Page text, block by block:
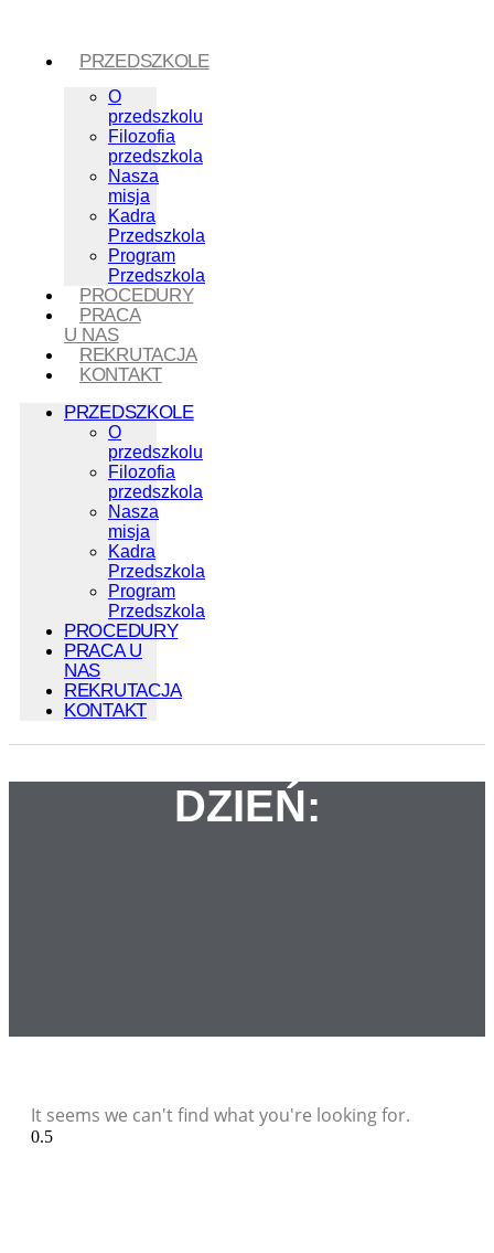
PRZEDSZKOLE
O
przedszkolu
Filozofia
przedszkola
Nasza
misja
Kadra
Przedszkola
Program
Przedszkola
PROCEDURY
PRACA
U NAS
REKRUTACJA
KONTAKT
PRZEDSZKOLE
O
przedszkolu
Filozofia
przedszkola
Nasza
misja
Kadra
Przedszkola
Program
Przedszkola
PROCEDURY
PRACA U
NAS
REKRUTACJA
KONTAKT
DZIEŃ:
It seems we can't find what you're looking for.